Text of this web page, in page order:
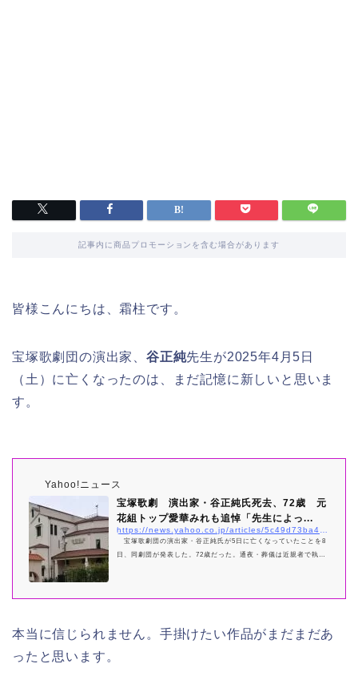
記事内に商品プロモーションを含む場合があります
皆様こんにちは、霜柱です。
宝塚歌劇団の演出家、 谷正純先生が2025年4月5日
（土）に亡くなったのは、まだ記憶に新しいと思いま
す。
Yahoo!ニュース
宝塚歌劇 演出家・谷正純氏死去、72歳 元
花組トップ愛華みれも追悼「先生によっ...
宝塚歌劇団の演出家・谷正純氏が5日に亡くなっていたことを8
日、同劇団が発表した。72歳だった。通夜・葬儀は近親者で執り
本当に信じられません。手掛けたい作品がまだまだあ
ったと思います。